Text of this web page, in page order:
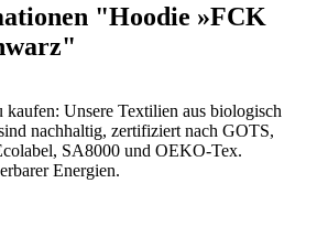
"Hoodie »FCK
kaufen: Unsere Textilien aus biologisch
nachhaltig, zertifiziert nach GOTS,
SA8000 und OEKO-Tex.
Energien.